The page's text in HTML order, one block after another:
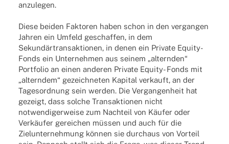
anzulegen.
Diese beiden Faktoren haben schon in den vergangen
Jahren ein Umfeld geschaffen, in dem
Sekundärtransaktionen, in denen ein Private Equity-
Fonds ein Unternehmen aus seinem „alternden“
Portfolio an einen anderen Private Equity- Fonds mit
„alterndem“ gezeichneten Kapital verkauft, an der
Tagesordnung sein werden. Die Vergangenheit hat
gezeigt, dass solche Transaktionen nicht
notwendigerweise zum Nachteil von Käufer oder
Verkäufer gereichen müssen und auch für die
Zielunternehmung können sie durchaus von Vorteil